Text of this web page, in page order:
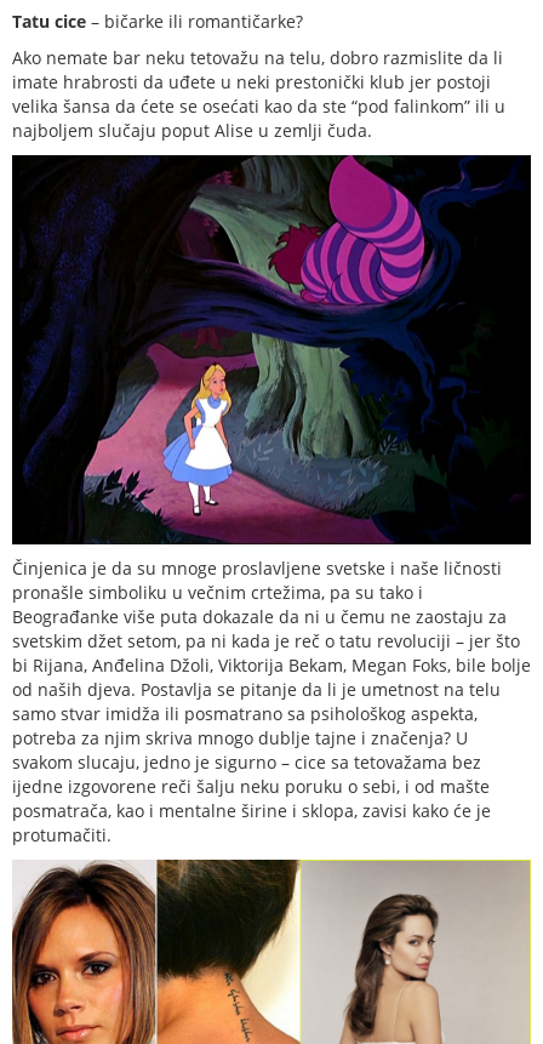
Tatu cice – bičarke ili romantičarke?
Ako nemate bar neku tetovažu na telu, dobro razmislite da li
imate hrabrosti da uđete u neki prestonički klub jer postoji
velika šansa da ćete se osećati kao da ste “pod falinkom” ili u
najboljem slučaju poput Alise u zemlji čuda.
Činjenica je da su mnoge proslavljene svetske i naše ličnosti
pronašle simboliku u večnim crtežima, pa su tako i
Beograđanke više puta dokazale da ni u čemu ne zaostaju za
svetskim džet setom, pa ni kada je reč o tatu revoluciji – jer što
bi Rijana, Anđelina Džoli, Viktorija Bekam, Megan Foks, bile bolje
od naših djeva. Postavlja se pitanje da li je umetnost na telu
samo stvar imidža ili posmatrano sa psihološkog aspekta,
potreba za njim skriva mnogo dublje tajne i značenja? U
svakom slucaju, jedno je sigurno – cice sa tetovažama bez
ijedne izgovorene reči šalju neku poruku o sebi, i od mašte
posmatrača, kao i mentalne širine i sklopa, zavisi kako će je
protumačiti.